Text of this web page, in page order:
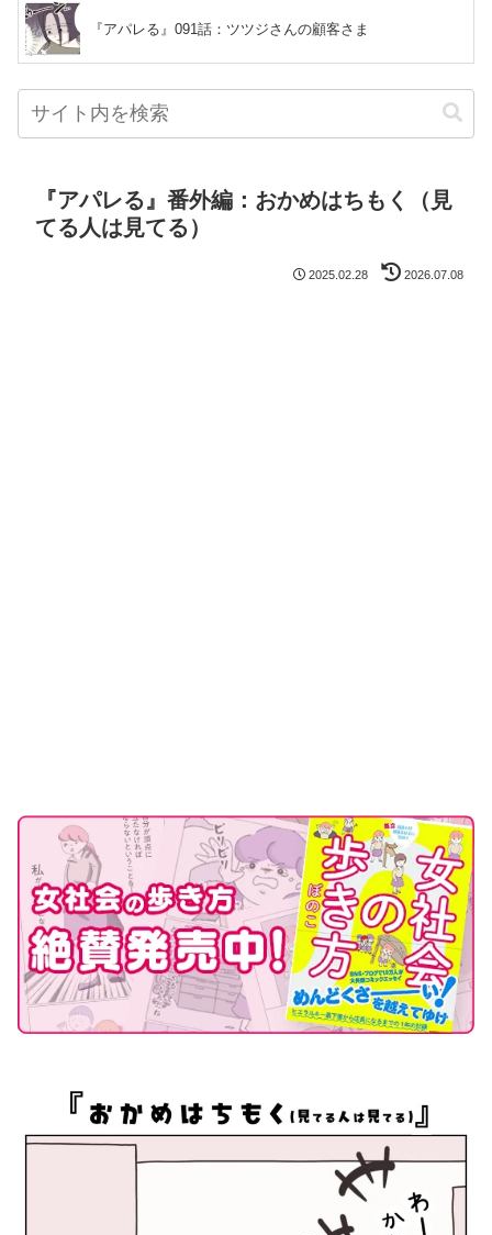
『アパレる』091話：ツツジさんの顧客さま
『アパレる』番外編：おかめはちもく（見
てる人は見てる）
2025.02.28 2026.07.08